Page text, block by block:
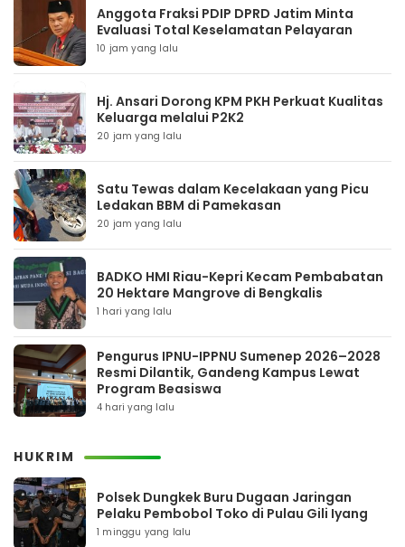
Anggota Fraksi PDIP DPRD Jatim Minta
Evaluasi Total Keselamatan Pelayaran
10 jam yang lalu
Hj. Ansari Dorong KPM PKH Perkuat Kualitas
Keluarga melalui P2K2
20 jam yang lalu
Satu Tewas dalam Kecelakaan yang Picu
Ledakan BBM di Pamekasan
20 jam yang lalu
BADKO HMI Riau-Kepri Kecam Pembabatan
20 Hektare Mangrove di Bengkalis
1 hari yang lalu
Pengurus IPNU-IPPNU Sumenep 2026–2028
Resmi Dilantik, Gandeng Kampus Lewat
Program Beasiswa
4 hari yang lalu
HUKRIM
Polsek Dungkek Buru Dugaan Jaringan
Pelaku Pembobol Toko di Pulau Gili Iyang
1 minggu yang lalu